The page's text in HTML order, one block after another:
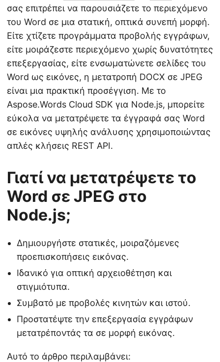
σας επιτρέπει να παρουσιάζετε το περιεχόμενο
του Word σε μια στατική, οπτικά συνεπή μορφή.
Είτε χτίζετε προγράμματα προβολής εγγράφων,
είτε μοιράζεστε περιεχόμενο χωρίς δυνατότητες
επεξεργασίας, είτε ενσωματώνετε σελίδες του
Word ως εικόνες, η μετατροπή DOCX σε JPEG
είναι μια πρακτική προσέγγιση. Με το
Aspose.Words Cloud SDK για Node.js, μπορείτε
εύκολα να μετατρέψετε τα έγγραφά σας Word
σε εικόνες υψηλής ανάλυσης χρησιμοποιώντας
απλές κλήσεις REST API.
Γιατί να μετατρέψετε το
Word σε JPEG στο
Node.js;
Δημιουργήστε στατικές, μοιραζόμενες
προεπισκοπήσεις εικόνας.
Ιδανικό για οπτική αρχειοθέτηση και
στιγμιότυπα.
Συμβατό με προβολές κινητών και ιστού.
Προστατέψτε την επεξεργασία εγγράφων
μετατρέποντάς τα σε μορφή εικόνας.
Αυτό το άρθρο περιλαμβάνει: